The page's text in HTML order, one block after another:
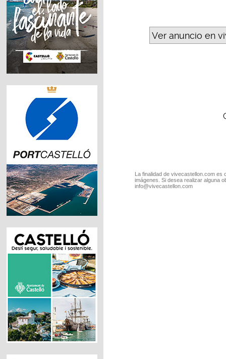
Ver anuncio en
La finalidad de vivecastellon.com
imágenes. Si desea realizar alguna
info@vivecastellon.com